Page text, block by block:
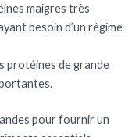
maigres très
besoin d’un régime
protéines de grande
pour fournir un